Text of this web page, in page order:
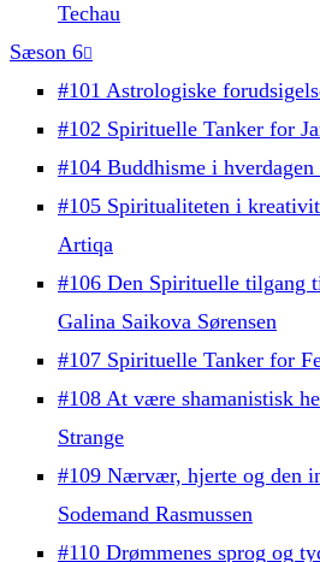
Techau
Sæson 6
#101 Astrologiske
#102 Spirituelle Tanker for
#104 Buddhisme i
#105 Spiritualiteten i
Artiqa
#106 Den Spirituelle tilgang
Galina Saikova Sørensen
#107 Spirituelle Tanker for
#108 At være shamanistisk
Strange
#109 Nærvær, hjerte og den
Sodemand Rasmussen
#110 Drømmenes sprog og